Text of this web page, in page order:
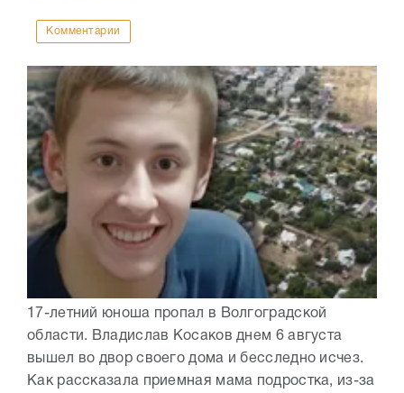
Комментарии
17-летний юноша пропал в Волгоградской
области. Владислав Косаков днем 6 августа
вышел во двор своего дома и бесследно исчез.
Как рассказала приемная мама подростка, из-за